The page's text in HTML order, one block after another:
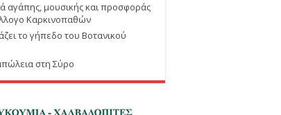
αγάπης, μουσικής και προσφοράς
Καρκινοπαθών
το γήπεδο του Βοτανικού
στη Σύρο